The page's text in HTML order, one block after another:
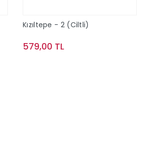
Kızıltepe - 2 (Ciltli)
579,00 TL